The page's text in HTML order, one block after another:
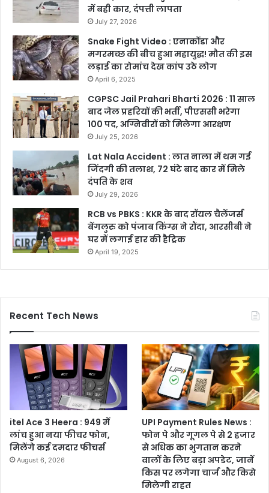
में बही कार, दंपत्ती लापता
July 27, 2026
Snake Fight Video : एनाकोंडा और
मगरमच्छ की बीच हुआ महायुद्ध! मौत की इस
लड़ाई का रोमांच देख कांप उठे लोग
April 6, 2025
CGPSC Jail Prahari Bharti 2026 : 11 साल
बाद जेल प्रहरियों की भर्ती, पीएससी भरेगा
100 पद, अग्निवीरों को मिलेगा आरक्षण
July 25, 2026
Lat Nala Accident : लात नाला में थम गई
जिंदगी की तलाश, 72 घंटे बाद कार में मिले
दंपति के शव
July 29, 2026
RCB vs PBKS : KKR के बाद रॉयल चैलेंजर्स
बेंगलुरु को पंजाब किंग्स ने रौंदा, आरसीबी ने
घर में लगाई हार की हैट्रिक
April 19, 2025
Recent Tech News
itel Ace 3 Heera : 949 में
लांच हुआ नया फीचर फोन,
मिलेंगे कई दमदार फीचर्स
August 6, 2026
UPI Payment Rules News :
फोन पे और गूगल पे से 2 हजार
से अधिक का भुगतान करने
वालों के लिए बड़ा अपडेट, जानें
किस पर लगेगा चार्ज और किसे
मिलेगी राहत